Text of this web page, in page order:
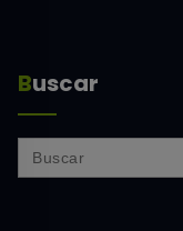
Buscar
Search
for: